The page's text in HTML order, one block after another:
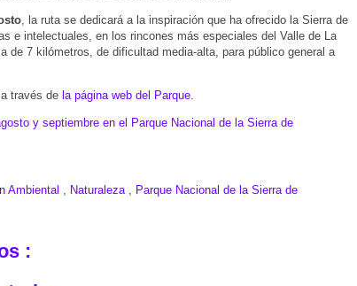
, la ruta se dedicará a la inspiración que ha ofrecido la Sierra de
e intelectuales, en los rincones más especiales del Valle de La
de 7 kilómetros, de dificultad media-alta, para público general a
través de la página web del Parque
y septiembre en el Parque Nacional de la Sierra de
Ambiental , Naturaleza , Parque Nacional de la Sierra de
: